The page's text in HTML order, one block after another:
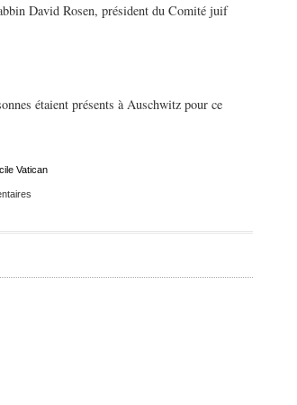
David Rosen, président du Comité juif
étaient présents à Auschwitz pour ce
Vatican